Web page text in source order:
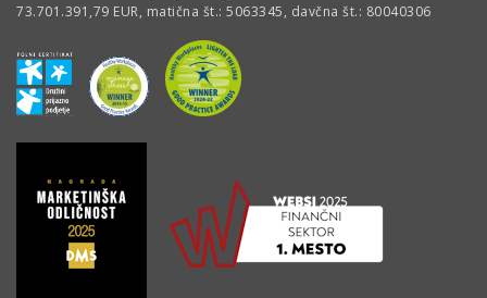
73.701.391,79 EUR, matična št.: 5063345, davčna št.: 80040306